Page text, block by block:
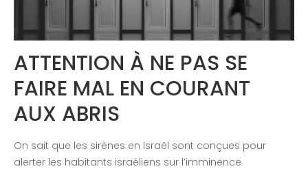
ATTENTION À NE PAS SE
FAIRE MAL EN COURANT
AUX ABRIS
On sait que les sirènes en Israël sont conçues pour
alerter les habitants israéliens sur l’imminence